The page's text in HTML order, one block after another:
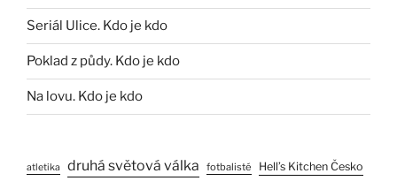
Seriál Ulice. Kdo je kdo
Poklad z půdy. Kdo je kdo
Na lovu. Kdo je kdo
atletika druhá světová válka fotbalisté Hell’s Kitchen Česko